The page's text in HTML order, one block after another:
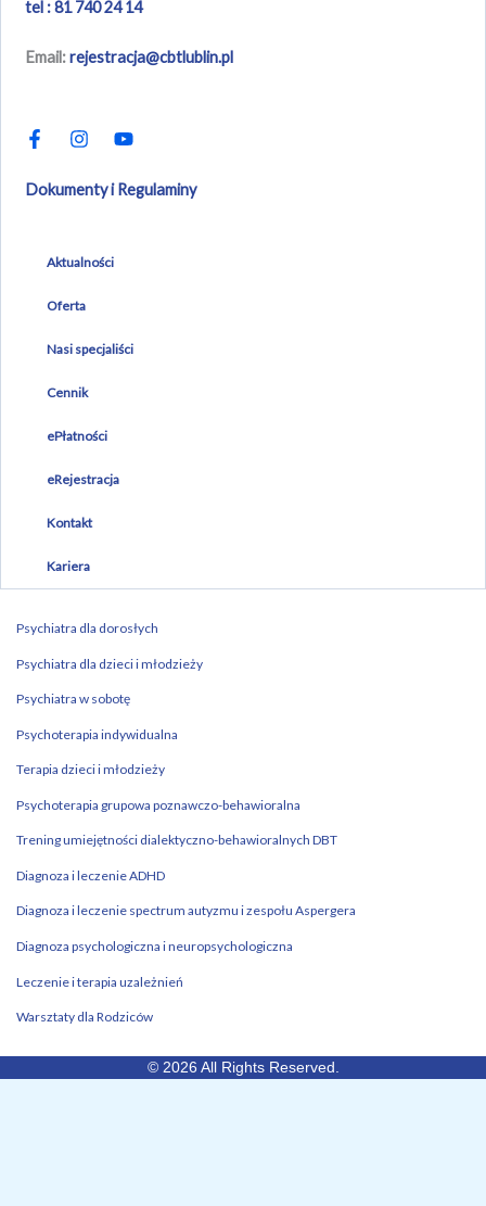
tel : 81 740 24 14
Email:rejestracja@cbtlublin.pl
a
c
b
o
n
s
a
g
m
u
u
b
Dokumenty i Regulaminy
Aktualności
Oferta
Nasi specjaliści
Cennik
ePłatności
eRejestracja
Kontakt
Kariera
Psychiatra dla dorosłych
Psychiatra dla dzieci i młodzieży
Psychiatra w sobotę
Psychoterapia indywidualna
Terapia dzieci i młodzieży
Psychoterapia grupowa poznawczo-behawioralna
Trening umiejętności dialektyczno-behawioralnych DBT
Diagnoza i leczenie ADHD
Diagnoza i leczenie spectrum autyzmu i zespołu Aspergera
Diagnoza psychologiczna i neuropsychologiczna
Leczenie i terapia uzależnień
Warsztaty dla Rodziców
© 2026 All Rights Reserved.